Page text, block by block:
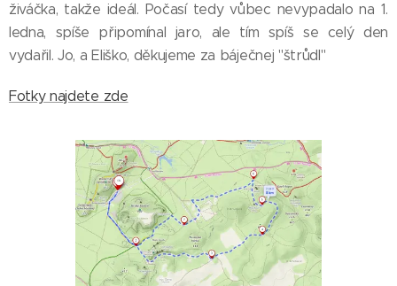
živáčka, takže ideál. Počasí tedy vůbec nevypadalo na 1.
ledna, spíše připomínal jaro, ale tím spíš se celý den
vydařil. Jo, a Eliško, děkujeme za báječnej "štrůdl"
Fotky najdete zde